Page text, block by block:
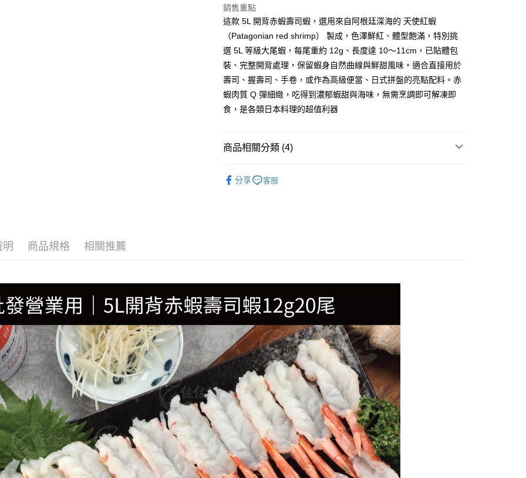
玉山商業銀行
台新國際商業銀行
中國信託商業銀行
台灣樂天信用卡公司
聯邦商業銀行
元大商業銀行
永豐商業銀行
台新國際商業銀行
中國信託商業銀行
台灣樂天信用卡公司
ATM付款
貨到付款
運送方式
冷凍貨到付款
銷售重點
這款 5L 開背赤蝦壽司蝦，選用來自阿根廷深海的 天使紅蝦
（Patagonian red shrimp） 製成，色澤鮮紅、體型飽滿，特別挑
選 5L 等級大尾蝦，每尾重約 12g、長度達 10～11cm，已貼體包
裝、完整開背處理，保留蝦身自然曲線與鮮甜風味。適合直接用於
壽司、握壽司、手卷，或作為高級便當、日式拼盤的亮點配料。赤
蝦肉質 Q 彈細緻，吃得到濃郁蝦甜與海味，無需烹調即可解凍即
食，是各類日本料理的超值利器
商品相關分類 (4)
分享 客服
明 商品規格 相關推薦